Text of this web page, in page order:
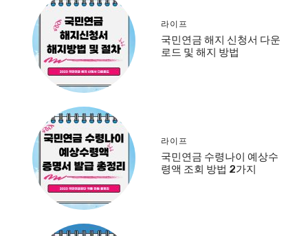
라이프
국민연금 해지 신청서 다운
로드 및 해지 방법
라이프
국민연금 수령나이 예상수
령액 조회 방법 2가지